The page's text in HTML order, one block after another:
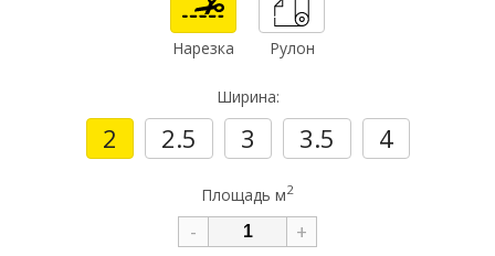
Нарезка Рулон
Ширина:
2 2.5 3 3.5 4
Площадь м2
- +